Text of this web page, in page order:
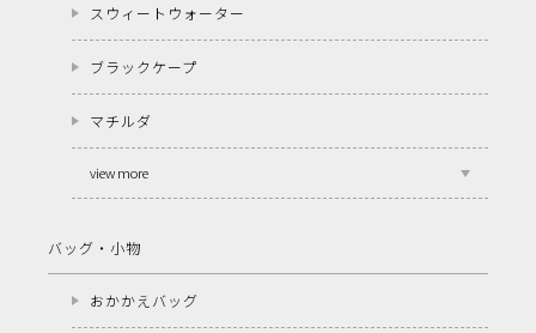
スウィートウォーター
ブラックケープ
マチルダ
view more
バッグ・小物
おかかえバッグ